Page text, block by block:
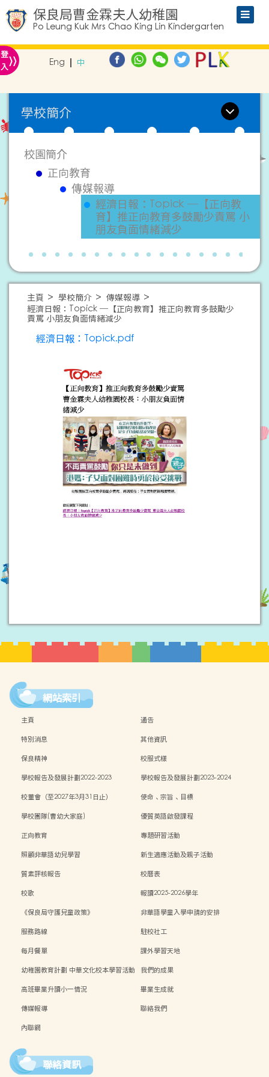
保良局曹金霖夫人幼稚園
Po Leung Kuk Mrs Chao King Lin Kindergarten
登
入» Eng 中
學校簡介
校園簡介
正向教育
傳媒報導
經濟日報：Topick ─【正向教
育】推正向教育多鼓勵少責罵 小
朋友負面情緒減少
主頁 學校簡介
傳媒報導
經濟日報：Topick ─【正向教育】推正向教育多鼓勵少
責罵 小朋友負面情緒減少
經濟日報：Topick.pdf
網站索引
主頁
通告
特別消息
其他資訊
保良精神
校服式樣
學校報告及發展計劃2022-2023
學校報告及發展計劃2023-2024
校董會（至2027年3月31日止）
使命、宗旨、目標
學校團隊(曹幼大家庭)
優質英語啟發課程
正向教育
專題研習活動
照顧非華語幼兒學習
新生適應活動及親子活動
質素評核報告
校曆表
校歌
報讀2025-2026學年
《保良局守護兒童政策》
非華語學童入學申請的安排
服務路線
駐校社工
每月餐單
課外學習天地
幼稚園教育計劃 中華文化校本學習活動
我們的成果
高班畢業升讀小一情況
畢業生成就
傳媒報導
聯絡我們
內聯網
聯絡資訊